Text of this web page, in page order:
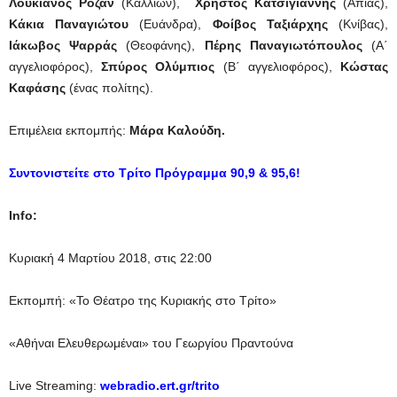
Κάκια Παναγιώτου (Ευάνδρα), Φοίβος Ταξιάρχης(Κνίβας),
Ιάκωβος Ψαρράς (Θεοφάνης), Πέρης Παναγιωτόπουλος(Α΄
αγγελιοφόρος),Σπύρος Ολύμπιος (Β΄ αγγελιοφόρος), Κώστας
Καφάσης (ένας πολίτης).
Επιμέλεια εκπομπής: Μάρα Καλούδη.
Συντονιστείτε στο Τρίτο Πρόγραμμα 90,9 & 95,6!
Info:
Κυριακή 4 Μαρτίου 2018, στις 22:00
Εκπομπή: «Το Θέατρο της Κυριακής στο Τρίτο»
«Αθήναι Ελευθερωμέναι» του Γεωργίου Πραντούνα
Live Streaming: webradio.ert.gr/trito